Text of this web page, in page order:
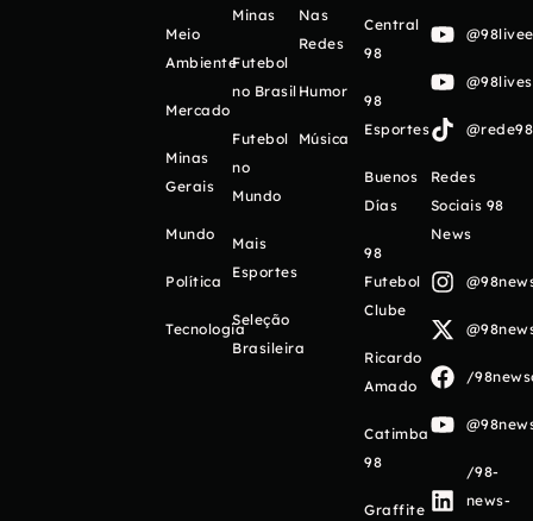
Meio
Ambiente
Mercado
Minas
Gerais
Mundo
Política
Tecnologia
Minas
Futebol
no Brasil
Futebol
no
Mundo
Mais
Esportes
Seleção
Brasileira
Nas
Redes
Humor
Música
Central
98
98
Esportes
Buenos
Días
98
Futebol
Clube
Ricardo
Amado
Catimba
98
Graffite
Redes
Sociais 98
News
/
/98-
news-